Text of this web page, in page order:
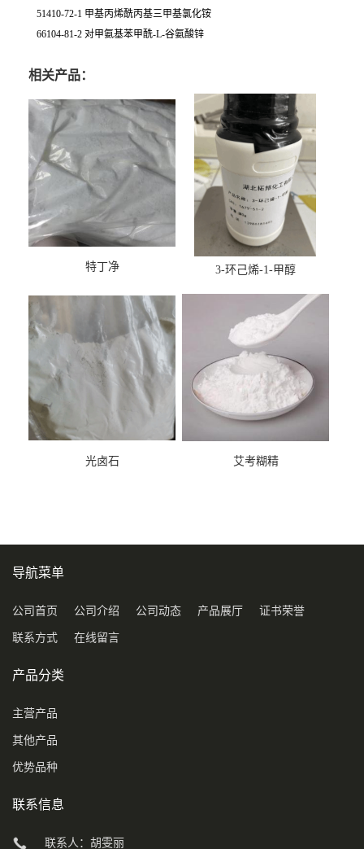
51410-72-1 甲基丙烯酰丙基三甲基氯化铵
66104-81-2 对甲氨基苯甲酰-L-谷氨酸锌
相关产品：
特丁净 3-环己烯-1-甲醇
光卤石 艾考糊精
导航菜单
公司首页 公司介绍 公司动态 产品展厅 证书荣誉
联系方式 在线留言
产品分类
主营产品
其他产品
优势品种
联系信息
联系人：胡雯丽